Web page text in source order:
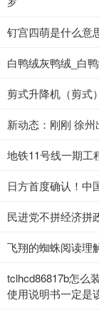
钉宫四萌是什么意
白鸭绒灰鸭绒_白
剪式升降机（剪式）
新动态：刚刚 徐州
地铁11号线一期工
日方首度确认！中
民进党不拼经济
飞翔的蜘蛛阅读理
tclhcd86817b怎么
使用说明书一定是